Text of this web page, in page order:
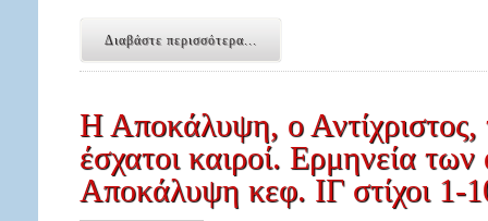
Διαβάστε περισσότερα...
Η Αποκάλυψη, ο Αντίχριστος,
έσχατοι καιροί. Ερμηνεία
Αποκάλυψη κεφ. ΙΓ στίχοι 1-